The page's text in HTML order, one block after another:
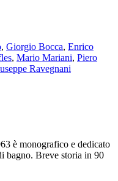
, Giorgio Bocca, Enrico
, Mario Mariani, Piero
Ravegnani
è monografico e dedicato
bagno. Breve storia in 90